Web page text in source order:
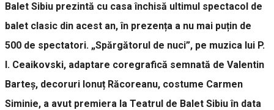
Balet Sibiu prezintă cu casa închisă ultimul spectacol de
balet clasic din acest an, în prezența a nu mai puțin de
500 de spectatori. „Spărgătorul de nuci”, pe muzica lui P.
I. Ceaikovski, adaptare coregrafică semnată de Valentin
Barteș, decoruri Ionuț Răcoreanu, costume Carmen
Siminie, a avut premiera la Teatrul de Balet Sibiu în data